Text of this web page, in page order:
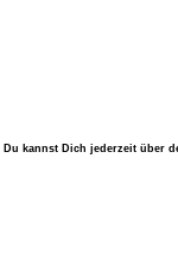
kannst Dich jederzeit über